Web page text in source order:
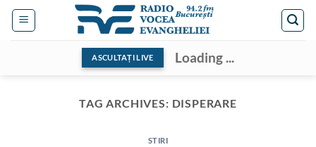
Skip
ASCULTAȚI LIVE Loading ...
TAG ARCHIVES: DISPERARE
STIRI